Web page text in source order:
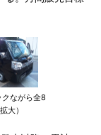
ながら全8
大）